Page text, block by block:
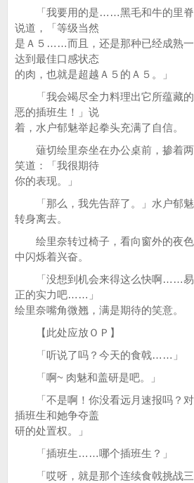
「我要用的是……黑毛和牛的里脊
说道，「等级当然
是Ａ５……而且，还是那种已经成熟
达到最佳口感状态
的肉，也就是超越Ａ５的Ａ５。」
「我会竭尽全力料理出它所蕴藏的
恶的插班生！」说
着，水户郁魅举起拳头充满了自信。
薙切绘里奈坐在办公桌前，掺着两
笑道：「我很期待
你的表现。」
「那么，我先告辞了。」水户郁魅
转身离去。
绘里奈转过椅子，看向窗外的夜色
中闪烁着兴奋。
「没想到机会来得这么快啊……
正的实力吧……」
绘里奈嘴角微翘，满是期待的笑意。
【此处应放ＯＰ】
「听说了吗？今天的食戟……」
「啊~ 肉魅和盖研是吧。」
「不是啊！你没看远月速报吗？对
插班生和她争夺盖
研的处置权。」
「插班生……哪个插班生？」
「哎呀，就是那个连续食戟挑战三